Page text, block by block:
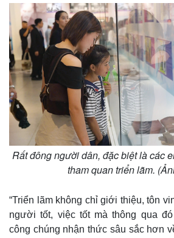
Quan sát
Cuộc sống đó đây
Hồ sơ
Video
Ảnh
E-
Rất đông người dân, đặc biệt là các
tham quan triển lãm.
“Triển lãm không chỉ giới thiệu, tôn
người tốt, việc tốt mà thông qua
công chúng nhận thức sâu sắc hơn